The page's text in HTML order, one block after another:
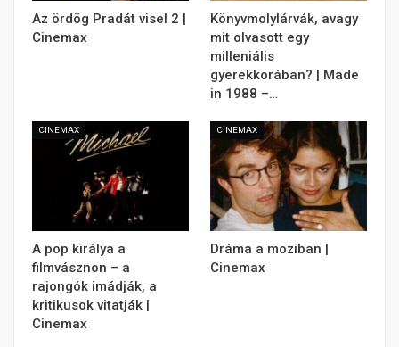
Az ördög Pradát visel 2 |
Cinemax
Könyvmolylárvák, avagy
mit olvasott egy
milleniális
gyerekkorában? | Made
in 1988 –…
CINEMAX
A pop királya a
filmvásznon – a
rajongók imádják, a
kritikusok vitatják |
Cinemax
CINEMAX
Dráma a moziban |
Cinemax